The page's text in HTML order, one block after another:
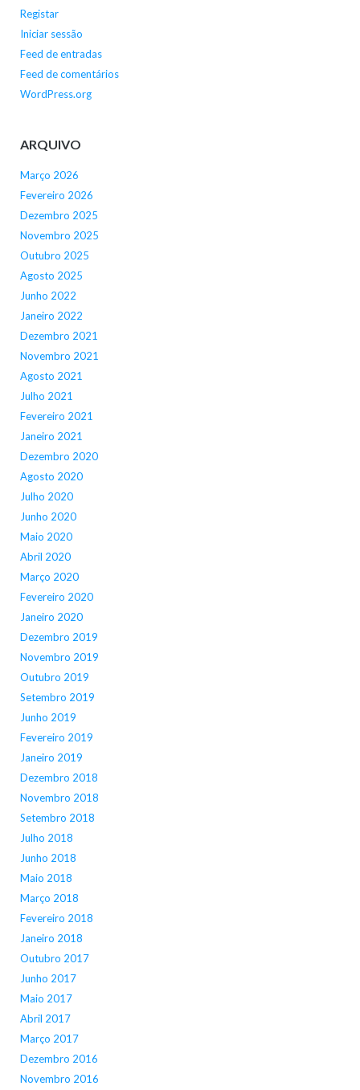
Registar
Iniciar sessão
Feed de entradas
Feed de comentários
WordPress.org
ARQUIVO
Março 2026
Fevereiro 2026
Dezembro 2025
Novembro 2025
Outubro 2025
Agosto 2025
Junho 2022
Janeiro 2022
Dezembro 2021
Novembro 2021
Agosto 2021
Julho 2021
Fevereiro 2021
Janeiro 2021
Dezembro 2020
Agosto 2020
Julho 2020
Junho 2020
Maio 2020
Abril 2020
Março 2020
Fevereiro 2020
Janeiro 2020
Dezembro 2019
Novembro 2019
Outubro 2019
Setembro 2019
Junho 2019
Fevereiro 2019
Janeiro 2019
Dezembro 2018
Novembro 2018
Setembro 2018
Julho 2018
Junho 2018
Maio 2018
Março 2018
Fevereiro 2018
Janeiro 2018
Outubro 2017
Junho 2017
Maio 2017
Abril 2017
Março 2017
Dezembro 2016
Novembro 2016